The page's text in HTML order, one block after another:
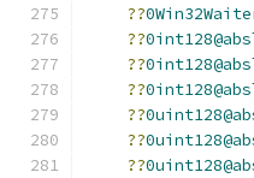
??
??
??
??
??
??
??